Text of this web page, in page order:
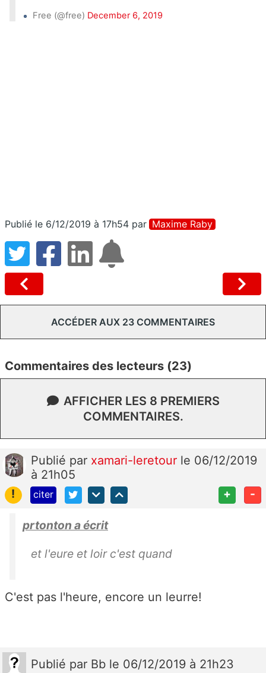
Free (@free) December 6, 2019
Publié le 6/12/2019 à 17h54 par Maxime Raby
ACCÉDER AUX 23 COMMENTAIRES
Commentaires des lecteurs (23)
AFFICHER LES 8 PREMIERS
COMMENTAIRES.
Publié par xamari-leretour le 06/12/2019
à 21h05
!
citer + -
prtonton a écrit
et l'eure et loir c'est quand
C'est pas l'heure, encore un leurre!
Publié par Bb le 06/12/2019 à 21h23